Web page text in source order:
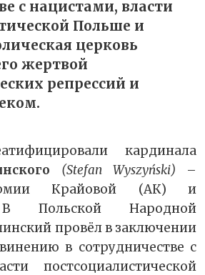
с нацистами, власти
Польше и
церковь
жертвой
репрессий и
кардинала
(Stefan Wyszyński) –
Крайовой (АК) и
В Польской Народной
провёл в заключении
в сотрудничестве с
постсоциалистической